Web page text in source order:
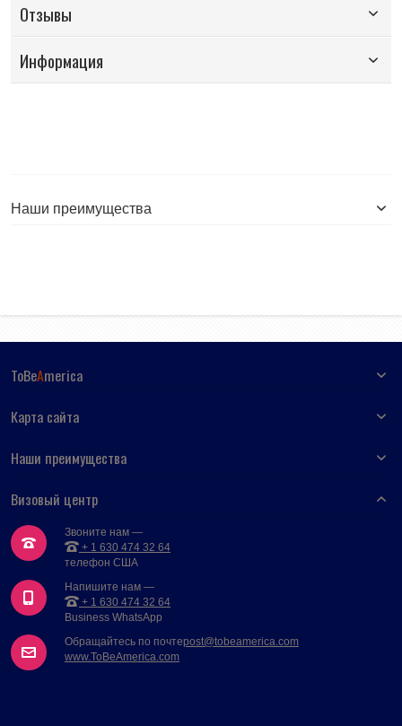
Наши преимущества
Отзывы
Информация
ToBeAmerica
Карта сайта
Наши преимущества
Визовый центр
Звоните нам —
+ 1 630 474 32 64
телефон США
Напишите нам —
+ 1 630 474 32 64
Business WhatsApp
Обращайтесь по почтеpost@tobeamerica.com
www.ToBeAmerica.com